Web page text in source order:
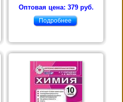
Оптовая цена: 379 руб.
Подробнее